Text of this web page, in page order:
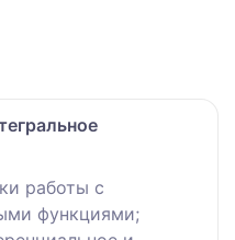
работы с
функциями;